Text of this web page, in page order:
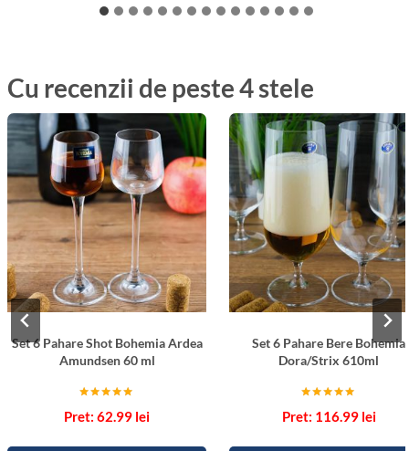
Cu recenzii de peste 4 stele
Set 6 Pahare Shot Bohemia Ardea
Amundsen 60 ml
5.00
62.99 lei
Set 6 Pahare Bere Bohemia
Dora/Strix 610ml
5.00
116.99 lei